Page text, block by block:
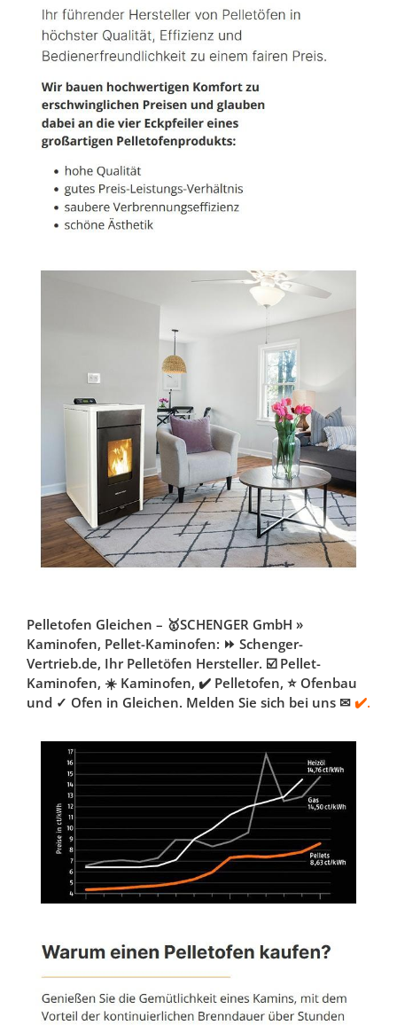
Pelletofen Gleichen – 🥇SCHENGER GmbH »
Kaminofen, Pellet-Kaminofen: ⏩ Schenger-
Vertrieb.de, Ihr Pelletöfen Hersteller. ☑️ Pellet-
Kaminofen, ☀️ Kaminofen, ✔️ Pelletofen, ⭐ Ofenbau
und ✓ Ofen in Gleichen. Melden Sie sich bei uns ✉ ✔️.